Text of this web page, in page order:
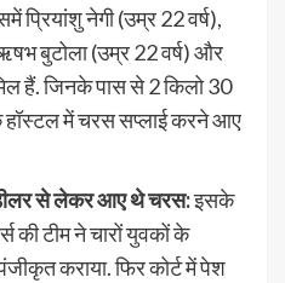
प्रियांशु नेगी (उम्र 22 वर्ष),
बुटोला (उम्र 22 वर्ष) और
हैं. जिनके पास से 2 किलो 30
में चरस सप्लाई करने आए
से लेकर आए थे चरस:इसके
की टीम ने चारों युवकों के
कराया. फिर कोर्ट में पेश